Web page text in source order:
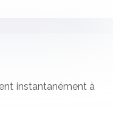
instantanément à